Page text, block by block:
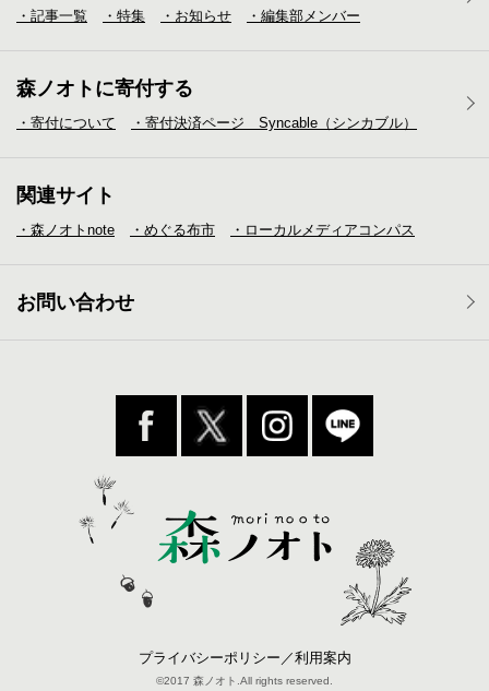
・記事一覧 ・特集 ・お知らせ ・編集部メンバー
森ノオトに寄付する
・寄付について ・寄付決済ページ Syncable（シンカブル）
関連サイト
・森ノオトnote ・めぐる布市 ・ローカルメディア コンパス
お問い合わせ
プライバシーポリシー／利用案内
©2017 森ノオト.All rights reserved.